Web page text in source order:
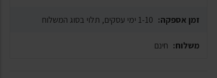
זמן אספקה: 1-10 ימי עסקים, תלוי בסוג המשלוח
משלוח: חינם